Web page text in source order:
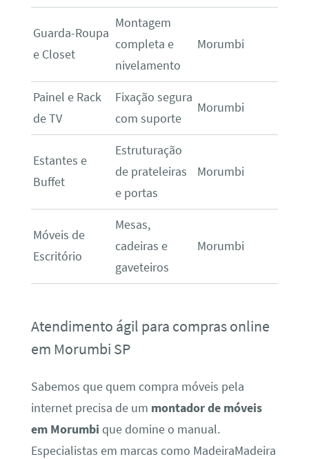
Guarda-Roupa
e Closet
Montagem
completa e
nivelamento
Morumbi
Painel e Rack
de TV
Fixação segura
com suporte
Morumbi
Estantes e
Buffet
Estruturação
de prateleiras
e portas
Morumbi
Móveis de
Escritório
Mesas,
cadeiras e
gaveteiros
Morumbi
Atendimento ágil para compras online
em Morumbi SP
Sabemos que quem compra móveis pela
internet precisa de um montador de móveis
em Morumbi que domine o manual.
Especialistas em marcas como MadeiraMadeira